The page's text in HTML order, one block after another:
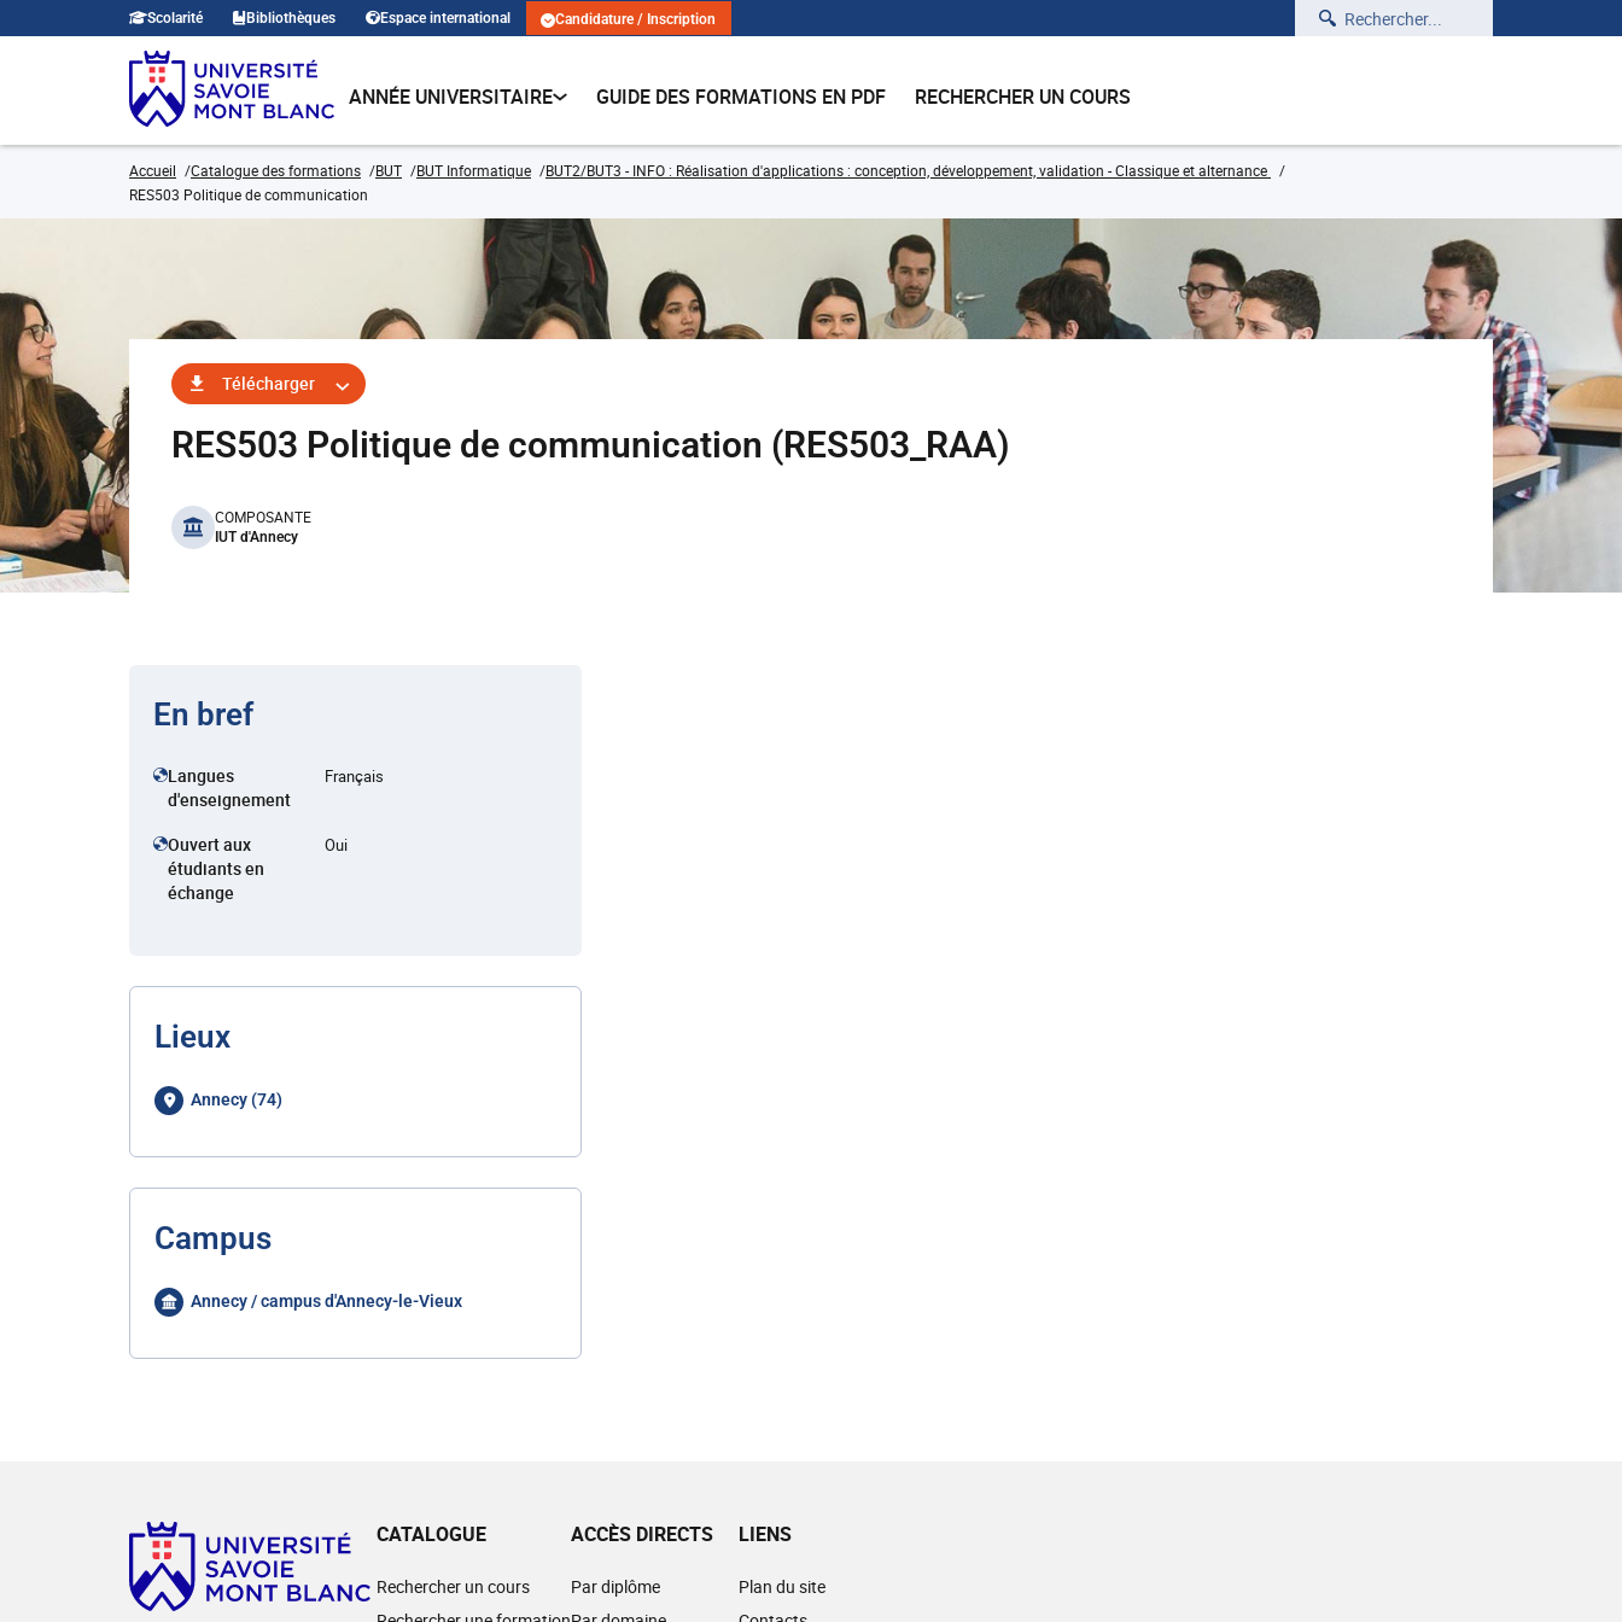
Scolarité Bibliothèques Espace international Candidature / Inscription Rechercher
ANNÉE UNIVERSITAIRE GUIDE DES FORMATIONS EN PDF RECHERCHER UN COURS
Accueil Catalogue des formations BUT BUT Informatique
BUT2/BUT3 - INFO : Réalisation d'applications : conception, développement, validation - Classique et alternance
RES503 Politique de communication
Télécharger
RES503 Politique de communication (RES503_RAA)
benefits
COMPOSANTE
IUT d'Annecy
En bref
Langues
d'enseignement
Français
Ouvert aux
étudiants en
échange
Oui
Lieux
Annecy (74)
Campus
Annecy / campus d'Annecy-le-Vieux
CATALOGUE
Rechercher un cours
ACCÈS DIRECTS
Par diplôme
LIENS
Plan du site